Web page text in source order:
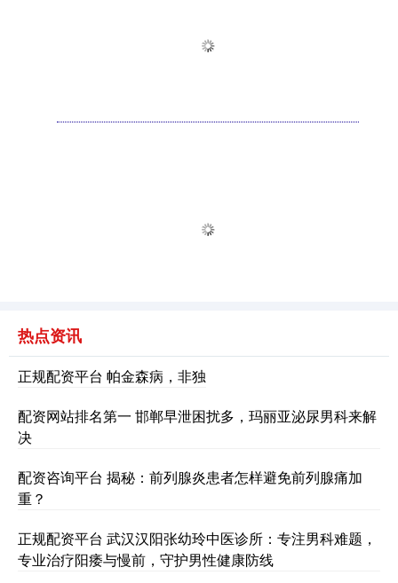
热点资讯
正规配资平台 帕金森病，非独
配资网站排名第一 邯郸早泄困扰多，玛丽亚泌尿男科来解
决
配资咨询平台 揭秘：前列腺炎患者怎样避免前列腺痛加
重？
正规配资平台 武汉汉阳张幼玲中医诊所：专注男科难题，
专业治疗阳痿与慢前，守护男性健康防线